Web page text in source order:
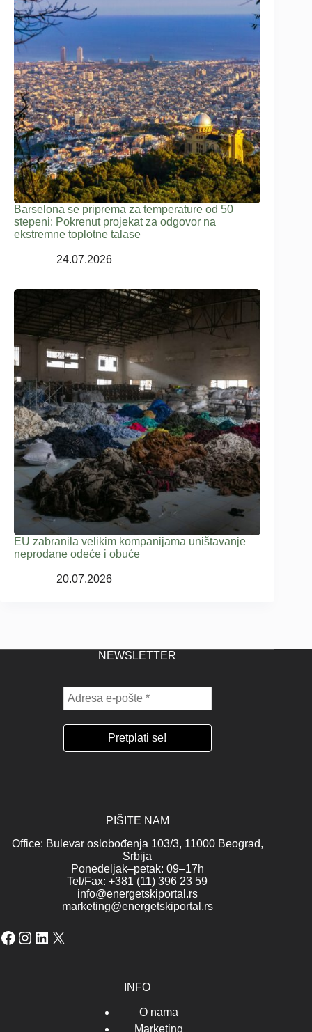
Barselona se priprema za temperature od 50
stepeni: Pokrenut projekat za odgovor na
ekstremne toplotne talase
24.07.2026
EU zabranila velikim kompanijama uništavanje
neprodane odeće i obuće
20.07.2026
NEWSLETTER
PIŠITE NAM
Office: Bulevar oslobođenja 103/3, 11000 Beograd,
Srbija
Ponedeljak–petak: 09–17h
Tel/Fax: +381 (11) 396 23 59
info@energetskiportal.rs
marketing@energetskiportal.rs
Facebook
Instagram
LinkedIn
X
INFO
O nama
Marketing